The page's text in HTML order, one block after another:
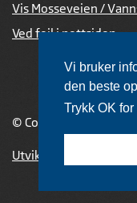
Vi bruker
den beste
Trykk OK for
Vis Mosseveien /
Ved feil i nettsiden
© Copyright 2026 |
Utviklet av Netlab